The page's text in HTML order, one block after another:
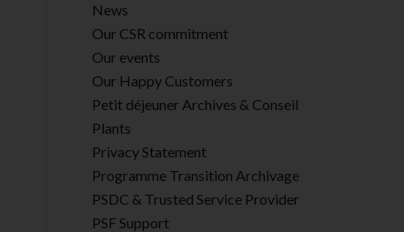
News
Our CSR commitment
Our events
Our Happy Customers
Petit déjeuner Archives & Conseil
Plants
Privacy Statement
Programme Transition Archivage
PSDC & Trusted Service Provider
PSF Support